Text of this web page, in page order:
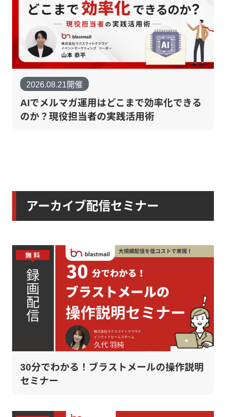
2026.08.21開催
AIでメルマガ運用はどこまで効率化できる
のか？現役担当者の実践活用術
アーカイブ配信セミナー
30分でわかる！ブラストメールの操作説明
セミナー